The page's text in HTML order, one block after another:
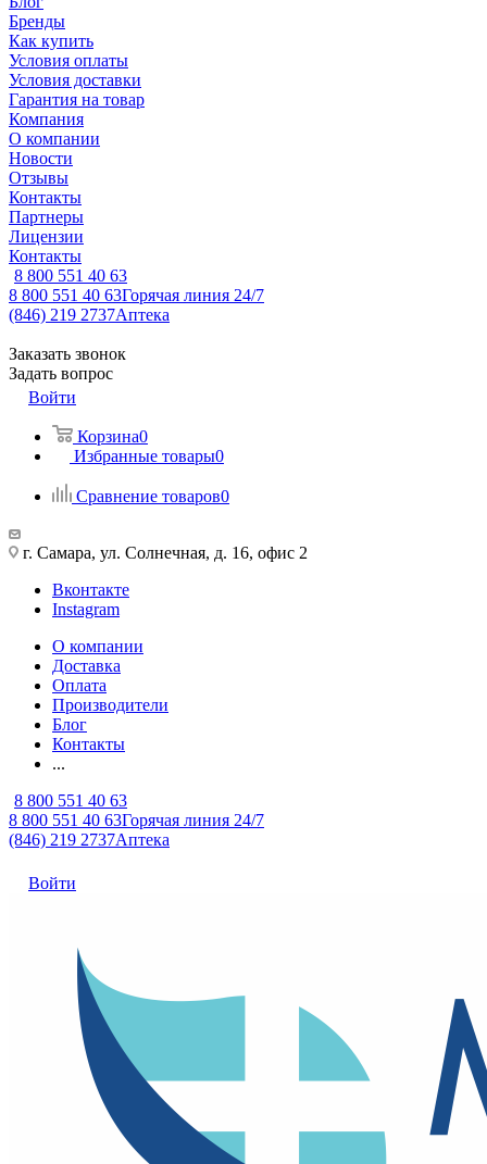
Бренды
Как купить
Условия оплаты
Условия доставки
Гарантия на товар
Компания
О компании
Новости
Отзывы
Контакты
Партнеры
Лицензии
Контакты
8 800 551 40 63
8 800 551 40 63Горячая линия 24/7
(846) 219 2737Аптека
Заказать звонок
Задать вопрос
Войти
Корзина0
Избранные товары0
Сравнение товаров0
г. Самара, ул. Солнечная, д. 16, офис 2
Вконтакте
Instagram
О компании
Доставка
Оплата
Производители
Блог
Контакты
...
8 800 551 40 63
8 800 551 40 63Горячая линия 24/7
(846) 219 2737Аптека
Войти